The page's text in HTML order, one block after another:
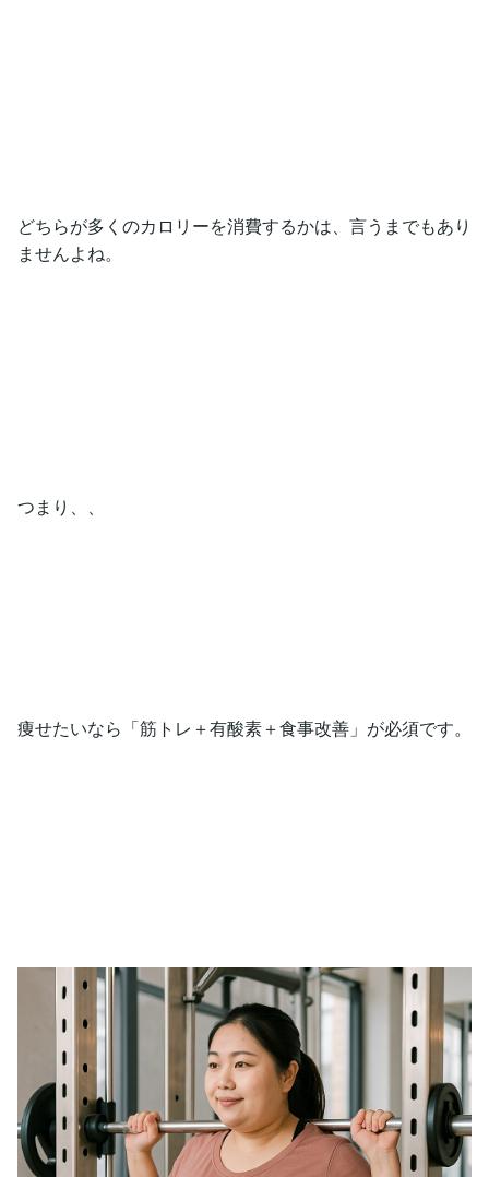
どちらが多くのカロリーを消費するかは、言うまでもあり
ませんよね。
つまり、、
痩せたいなら「筋トレ＋有酸素＋食事改善」が必須です。